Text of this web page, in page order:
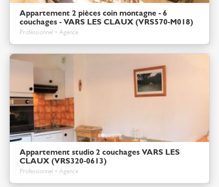
Appartement 2 pièces coin montagne - 6
couchages - VARS LES CLAUX (VRS570-M018)
Professionnel • Agence
Appartement studio 2 couchages VARS LES
CLAUX (VRS320-0613)
Professionnel • Agence